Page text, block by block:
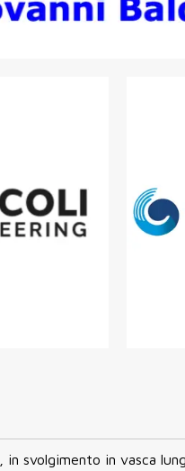
svolgimento in vasca